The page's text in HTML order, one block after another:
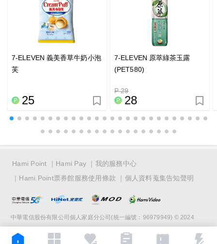
7-ELEVEN 義美香草牛奶小泡
芙
25
7-ELEVEN 原萃綠茶玉露
(PET580)
P 29
28
Hami Point Hami Pay
我的服務中心
Hami Point票券館服務使用條款
個人資料蒐集告知聲明
中華電信股份有限公司個人家庭分公司(統一編號：96979949) © 2024